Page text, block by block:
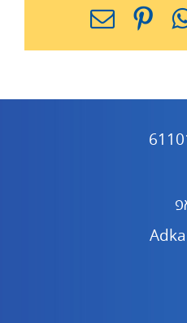
WhatsApp
Pinterest
כתובת